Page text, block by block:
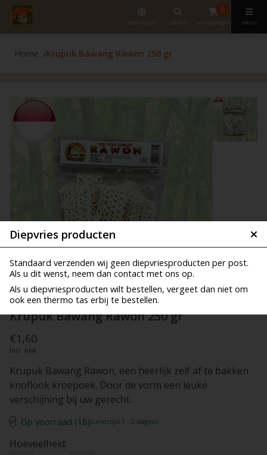
nederlands zoeken
0
winkelwagen menu
Diepvries producten
Standaard verzenden wij geen diepvriesproducten per post.
Als u dit wenst, neem dan contact met ons op.
Als u diepvriesproducten wilt bestellen, vergeet dan niet om
ook een thermo tas erbij te bestellen.
Home Krupuk Bawang Rawon 250 gr
Krupuk Bawang Rawon 250 gr
€1,60
Incl. btw
Krupuk Bawang Rawon, een heerlijk zelf af te bakken
knoflook kroepoek. Door de vorm een leuke
verschijning bij uw gerecht.
Op voorraad (18)(Levertijd:1 - 2 dagen)
Hoeveelheid: